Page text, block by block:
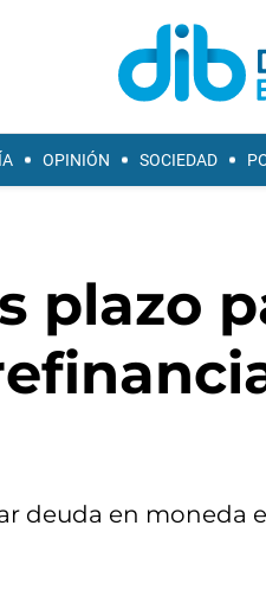
OPINIÓN SOCIEDAD
plazo
deuda en moneda